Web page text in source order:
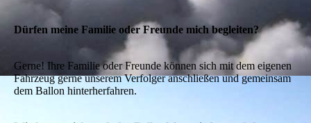
Dürfen meine Familie oder Freunde mich begleiten?
Gerne! Ihre Familie oder Freunde können sich mit dem eigenen
Fahrzeug gerne unserem Verfolger anschließen und gemeinsam
dem Ballon hinterherfahren.